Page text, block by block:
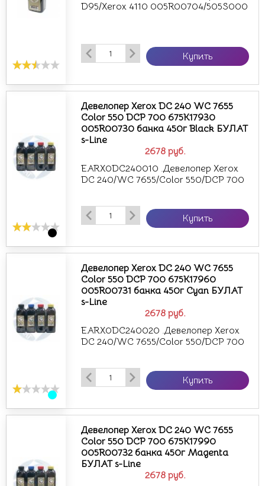
D95/Xerox 4110 005R00704/505S000
Купить
2678 руб.
Девелопер Xerox DC 240 WC 7655
Color 550 DCP 700 675K17930
005R00730 банка 450г Black БУЛАТ
s-Line
EARX0DC240010 .Девелопер Xerox
DC 240/WC 7655/Color 550/DCP 700
Купить
2678 руб.
Девелопер Xerox DC 240 WC 7655
Color 550 DCP 700 675K17960
005R00731 банка 450г Cyan БУЛАТ
s-Line
EARX0DC240020 .Девелопер Xerox
DC 240/WC 7655/Color 550/DCP 700
Купить
2678 руб.
Девелопер Xerox DC 240 WC 7655
Color 550 DCP 700 675K17990
005R00732 банка 450г Magenta
БУЛАТ s-Line